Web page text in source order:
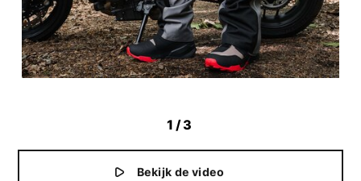
1 /3
Bekijk de video